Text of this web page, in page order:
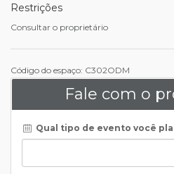
Restrições
Consultar o proprietário
Código do espaço: C302ODM
Fale com o
Qual tipo de evento você